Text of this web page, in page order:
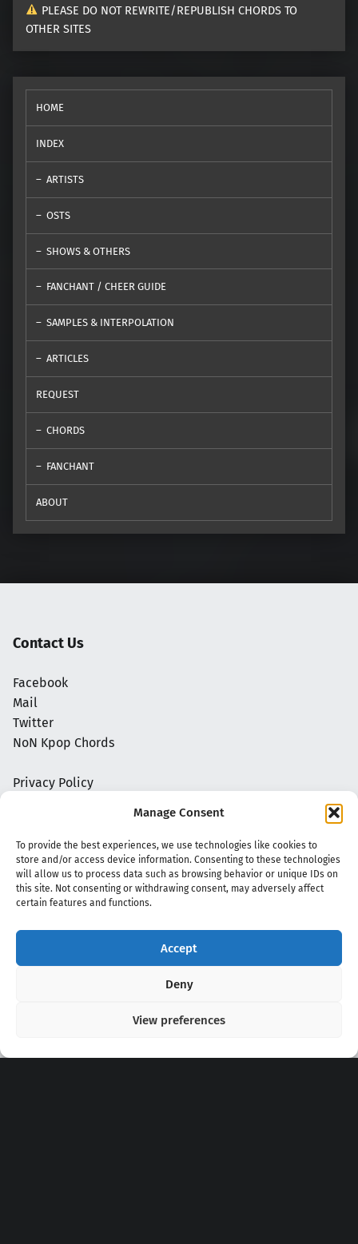
Manage Consent
To provide the best experiences, we use technologies like cookies to
store and/or access device information. Consenting to these technologies
will allow us to process data such as browsing behavior or unique IDs on
this site. Not consenting or withdrawing consent, may adversely affect
certain features and functions.
Accept
Deny
View preferences
PLEASE DO NOT REWRITE/REPUBLISH CHORDS TO
OTHER SITES
HOME
INDEX
ARTISTS
OSTS
SHOWS & OTHERS
FANCHANT / CHEER GUIDE
SAMPLES & INTERPOLATION
ARTICLES
REQUEST
CHORDS
FANCHANT
ABOUT
Contact Us
Facebook
Mail
Twitter
NoN Kpop Chords
Privacy Policy